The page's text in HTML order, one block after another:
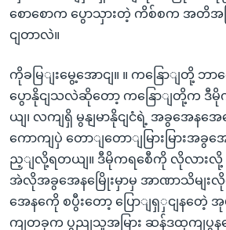
စောစောက ပွောသှားတဲ့ ကိစ်စက အတိအ
ငျတာလဲ။
ကိုခမြျးမွေ့အောငျ။ ။ ကနြောျတို့
ပွောနိုငျသလဲဆိုတော့ ကနြောျတို့က ဒီ
ယျ၊ လကျရှိ မွနျမာနိုငျငံရဲ့ အခွအေနအေ
ကောကျပှဲ တောျတောျမြားမြားအခွ
ည့ျလို့ရတယျ။ ဒီမိုကရစေီကို လိုလားလို့
အဲလိုအခွအေနမြေိုးမှာမှ အာဏာသိမျ
အေနကေို စပွီးတော့ ပြောျရှှငျနတေဲ့ အု
ကျတခုက ပွညျသူအမြား ဆန်ဒထှကျပွ